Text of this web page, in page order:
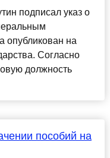
подписал указ о
опубликован на
Согласно
должность
пособий на